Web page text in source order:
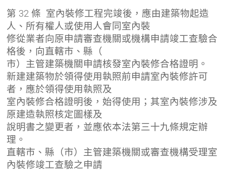
第 32 條 室內裝修工程完竣後，應由建築物起造
人、所有權人或使用人會同室內裝
修從業者向原申請審查機關或機構申請竣工查驗合
格後，向直轄市、縣（
市）主管建築機關申請核發室內裝修合格證明。
新建建築物於領得使用執照前申請室內裝修許可
者，應於領得使用執照及
室內裝修合格證明後，始得使用；其室內裝修涉及
原建造執照核定圖樣及
說明書之變更者，並應依本法第三十九條規定辦
理。
直轄市、縣（市）主管建築機關或審查機構受理室
內裝修竣工查驗之申請